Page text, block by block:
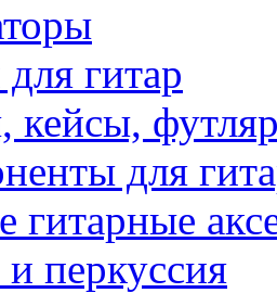
гитар
кейсы,
для
гитарные
перкуссия